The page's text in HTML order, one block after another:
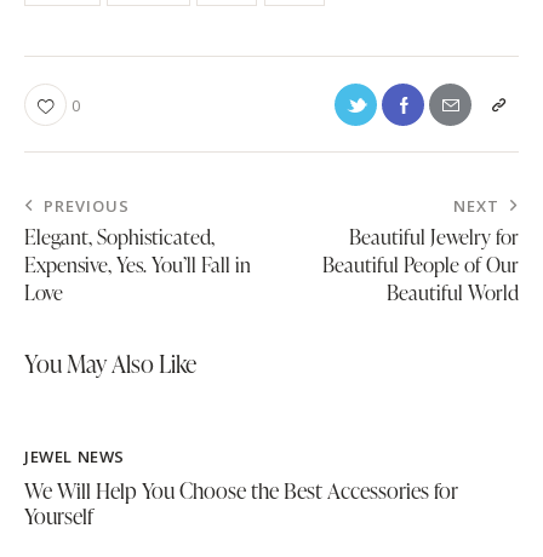
0
PREVIOUS
Elegant, Sophisticated,
Expensive, Yes. You’ll Fall in
Love
NEXT
Beautiful Jewelry for
Beautiful People of Our
Beautiful World
You May Also Like
JEWEL NEWS
We Will Help You Choose the Best Accessories for
Yourself